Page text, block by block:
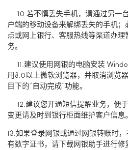
10.若不慎丢失手机，请通过另一
户端的移动设备来解绑丢失的手机；
点或网上银行、客服热线等渠道办
务。
11.建议使用网银的电脑安装
用8.0以上微软浏览器，并取消浏览器
目下的“自动完成”功能。
12.建议您开通短信提醒业务，便
变更请及时到银行柜面维护客户信息。
13.如果登录网银或通过网银转账时，
有数字证书，请下载网银助手进行修